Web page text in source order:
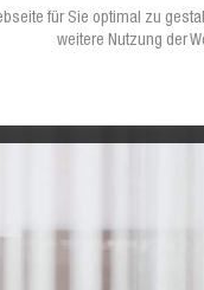
für Sie optimal zu
weitere Nutzung der